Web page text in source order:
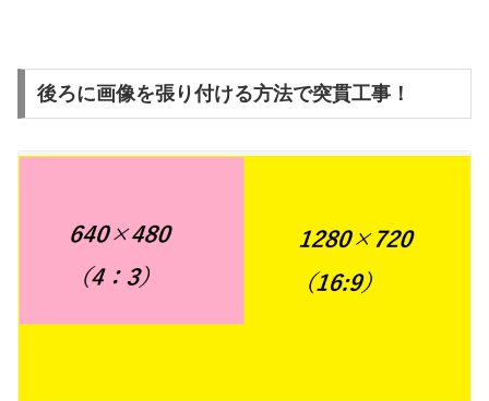
後ろに画像を張り付ける方法で突貫工事！